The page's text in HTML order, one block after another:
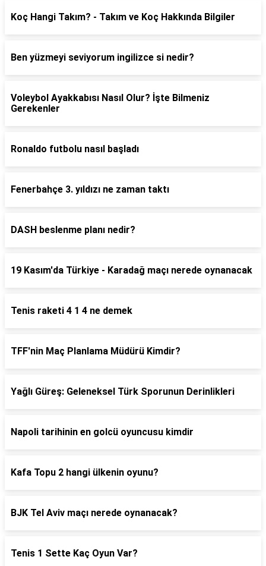
Koç Hangi Takım? - Takım ve Koç Hakkında Bilgiler
Ben yüzmeyi seviyorum ingilizce si nedir?
Voleybol Ayakkabısı Nasıl Olur? İşte Bilmeniz
Gerekenler
Ronaldo futbolu nasıl başladı
Fenerbahçe 3. yıldızı ne zaman taktı
DASH beslenme planı nedir?
19 Kasım'da Türkiye - Karadağ maçı nerede oynanacak
Tenis raketi 4 1 4 ne demek
TFF'nin Maç Planlama Müdürü Kimdir?
Yağlı Güreş: Geleneksel Türk Sporunun Derinlikleri
Napoli tarihinin en golcü oyuncusu kimdir
Kafa Topu 2 hangi ülkenin oyunu?
BJK Tel Aviv maçı nerede oynanacak?
Tenis 1 Sette Kaç Oyun Var?